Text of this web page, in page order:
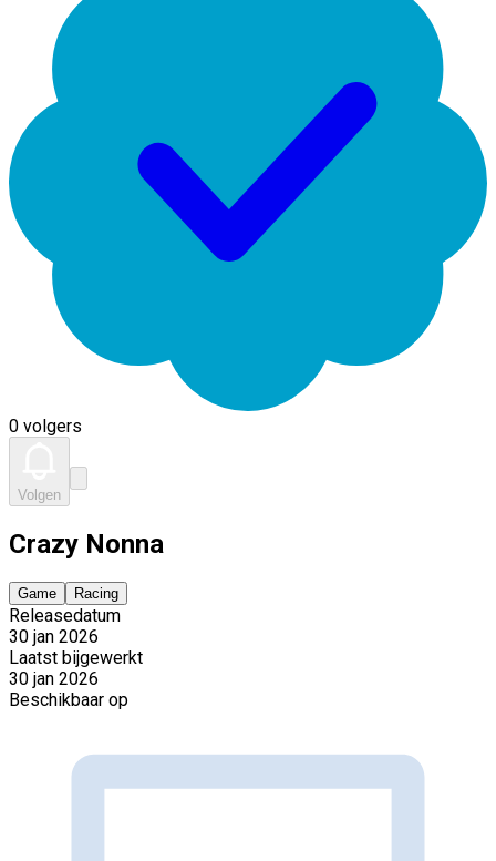
0 volgers
Volgen
Crazy Nonna
Game Racing
Releasedatum
30 jan 2026
Laatst bijgewerkt
30 jan 2026
Beschikbaar op